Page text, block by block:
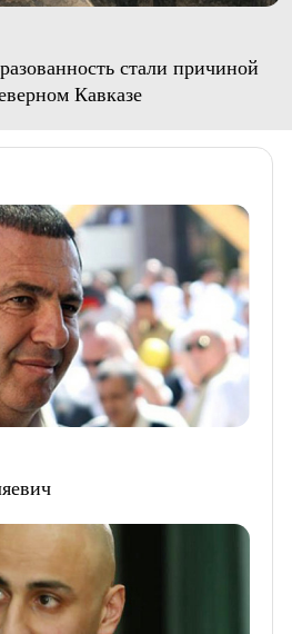
стали причиной
Кавказе